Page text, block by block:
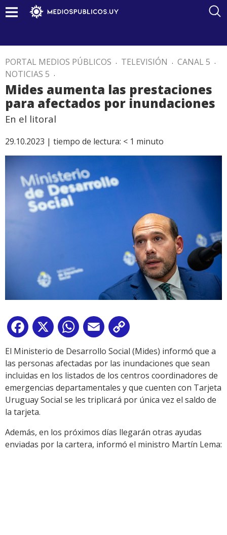
PORTAL MEDIOS PÚBLICOS . TELEVISIÓN . CANAL 5 .
NOTICIAS 5 .
Mides aumenta las prestaciones
para afectados por inundaciones
En el litoral
29.10.2023 | tiempo de lectura: < 1 minuto
Facebook
X WhatsApp
Email
Link
El Ministerio de Desarrollo Social (Mides) informó que a
las personas afectadas por las inundaciones que sean
incluidas en los listados de los centros coordinadores de
emergencias departamentales y que cuenten con Tarjeta
Uruguay Social se les triplicará por única vez el saldo de
la tarjeta.
Además, en los próximos días llegarán otras ayudas
enviadas por la cartera, informó el ministro Martín Lema: